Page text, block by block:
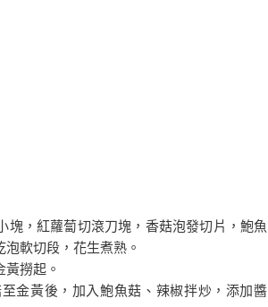
，紅蘿蔔切滾刀塊，香菇泡發切片，鮑魚
軟切段，花生煮熟。
撈起。
金黃後，加入鮑魚菇、辣椒拌炒，添加醬